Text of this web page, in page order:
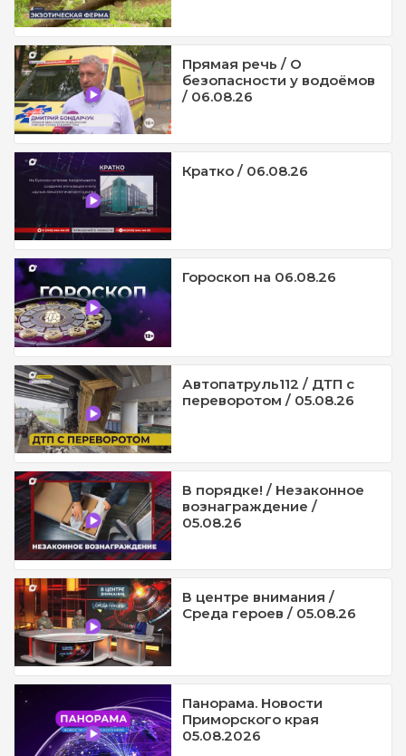
Прямая речь / О
безопасности у водоёмов
/ 06.08.26
Кратко / 06.08.26
Гороскоп на 06.08.26
Автопатруль112 / ДТП с
переворотом / 05.08.26
В порядке! / Незаконное
вознаграждение /
05.08.26
В центре внимания /
Среда героев / 05.08.26
Панорама. Новости
Приморского края
05.08.2026